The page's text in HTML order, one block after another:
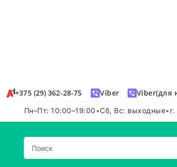
+375 (29) 362-28-75 Viber Viber(для
Пн–Пт: 10:00–19:00•Сб, Вс: выходные•